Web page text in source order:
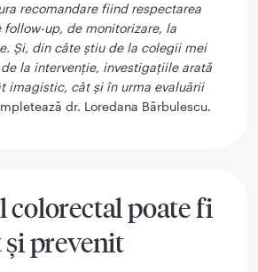
recomandare fiind respectarea
follow-up, de monitorizare, la
Și, din câte știu de la colegii mei
la intervenție, investigațiile arată
imagistic, cât și în urma evaluării
dr. Loredana Bărbulescu.
colorectal poate fi
prevenit